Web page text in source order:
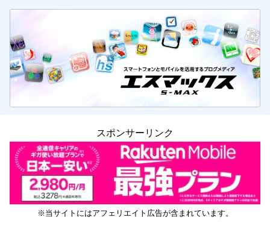
スポンサーリンク
※当サイトにはアフェリエイト広告が含まれています。